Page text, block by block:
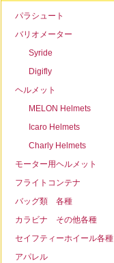
パラシュート
バリオメーター
Syride
Digifly
ヘルメット
MELON Helmets
Icaro Helmets
Charly Helmets
モーター用ヘルメット
フライトコンテナ
バッグ類 各種
カラビナ その他各種
セイフティーホイール各種
アパレル